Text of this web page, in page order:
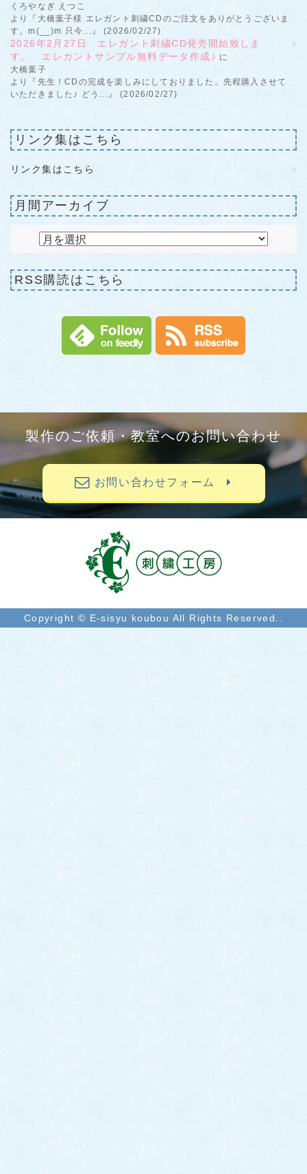
くろやなぎ えつこ
より『大橋葉子様 エレガント刺繍CDのご注文をありがとうございま
す。m(__)m 只今...』 (2026/02/27)
2026年2月27日 エレガント刺繍CD発売開始致しま
す。 エレガントサンプル無料データ作成♪ に
大橋葉子
より『先生！CDの完成を楽しみにしておりました。先程購入させて
いただきました♪ どう...』 (2026/02/27)
リンク集はこちら
リンク集はこちら
月間アーカイブ
RSS購読はこちら
製作のご依頼・教室へのお問い合わせ
お問い合わせフォーム
Copyright © E-sisyu koubou All Rights Reserved..